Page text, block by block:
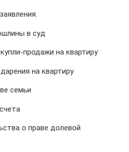
в суд
продажи на квартиру
на квартиру
семьи
о праве долевой